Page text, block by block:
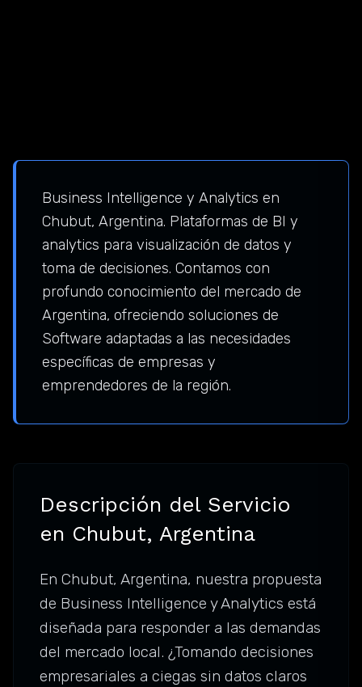
Business Intelligence y Analytics en
Chubut, Argentina. Plataformas de BI y
analytics para visualización de datos y
toma de decisiones. Contamos con
profundo conocimiento del mercado de
Argentina, ofreciendo soluciones de
Software adaptadas a las necesidades
específicas de empresas y
emprendedores de la región.
Descripción del Servicio
en Chubut, Argentina
En Chubut, Argentina, nuestra propuesta
de Business Intelligence y Analytics está
diseñada para responder a las demandas
del mercado local. ¿Tomando decisiones
empresariales a ciegas sin datos claros